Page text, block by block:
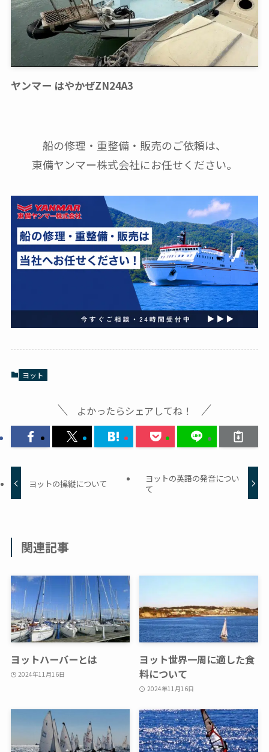
ヤンマー はやかぜZN24A3
船の修理・重整備・販売のご依頼は、
東備ヤンマー株式会社にお任せください。
ヨット
よかったらシェアしてね！
ヨットの操縦について
ヨットの英語の発音につい
て
関連記事
ヨットハーバーとは
2024年11月16日
ヨット世界一周に適した食
料について
2024年11月16日